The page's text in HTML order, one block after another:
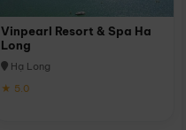
Vinpearl Resort & Spa Ha
Long
Hạ Long
★ 5.0